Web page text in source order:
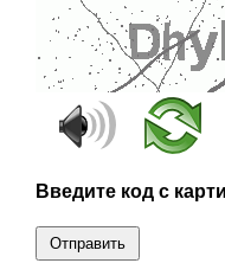
Введите код с
Отправить